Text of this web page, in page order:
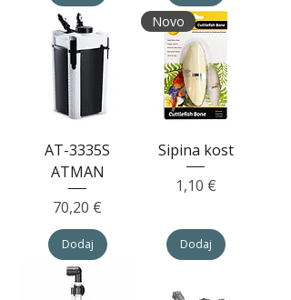
AT-3335S
ATMAN
Cijena
70,20 €
Dodaj
Novo
Sipina kost
Cijena
1,10 €
Dodaj